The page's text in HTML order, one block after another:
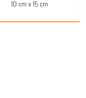
10 cm x 15 cm